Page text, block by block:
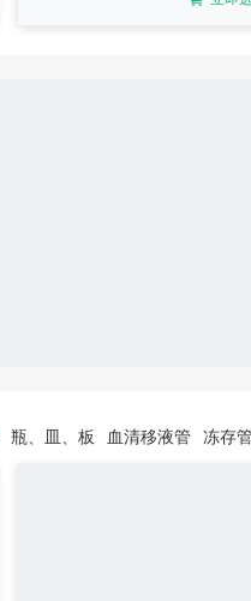
瓶、皿、板 血清移液管 冻存